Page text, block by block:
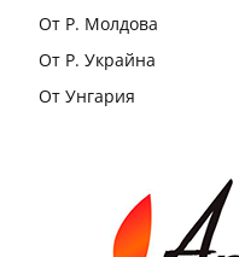
От Р. Молдова
От Р. Украйна
От Унгария